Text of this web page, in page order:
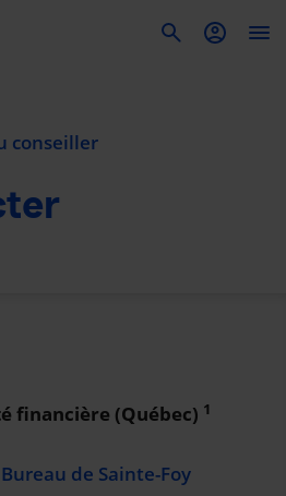
conseiller
financière (Québec) 1
de Sainte-Foy